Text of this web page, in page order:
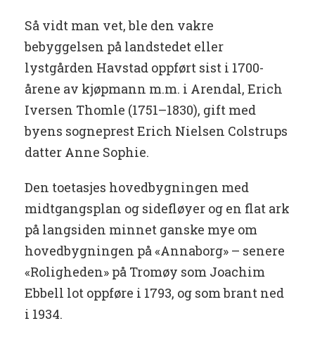
Så vidt man vet, ble den vakre
bebyggelsen på landstedet eller
lystgården Havstad oppført sist i 1700-
årene av kjøpmann m.m. i Arendal, Erich
Iversen Thomle (1751–1830), gift med
byens sogneprest Erich Nielsen Colstrups
datter Anne Sophie.
Den toetasjes hovedbygningen med
midtgangsplan og sidefløyer og en flat ark
på langsiden minnet ganske mye om
hovedbygningen på «Annaborg» – senere
«Roligheden» på Tromøy som Joachim
Ebbell lot oppføre i 1793, og som brant ned
i 1934.